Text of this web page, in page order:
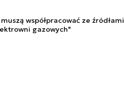
współpracować ze źródłami
gazowych"